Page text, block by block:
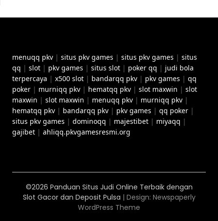
menuqq pkv | situs pkv games | situs pkv games | situs
qq | slot | pkv games | situs slot | poker qq | judi bola
terpercaya | x500 slot | bandarqq pkv | pkv games | qq
poker | murniqq pkv | hematqq pkv | slot maxwin | slot
maxwin | slot maxwin | menuqq pkv | murniqq pkv |
hematqq pkv | bandarqq pkv | pkv games | qq poker |
situs pkv games | dominoqq | majestibet | miyaqq |
gajibet | ahliqq.pkvgamesresmi.org
©2026 Panduan Situs Judi Online Terbaik dengan
Slot Gacor dan Deposit Pulsa | Design: Newspaperly
WordPress Theme